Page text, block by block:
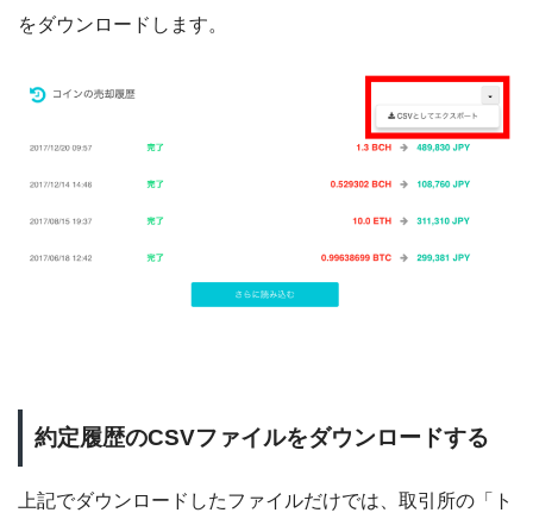
をダウンロードします。
約定履歴のCSVファイルをダウンロードする
上記でダウンロードしたファイルだけでは、取引所の「ト